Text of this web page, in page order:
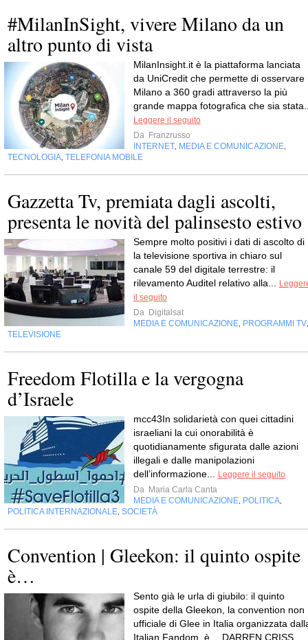
#MilanInSight, vivere Milano da un
altro punto di vista
MilanInsight.it è la piattaforma lanciata
da UniCredit che permette di osservare
Milano a 360 gradi attraverso la più
grande mappa fotografica che sia
Leggere il seguito
Da Franzrusso
INTERNET MEDIA E COMUNICAZIONE
TECNOLOGIA TELEFONIA MOBILE
Gazzetta Tv, premiata dagli ascolti,
presenta le novità del palinsesto estivo
Sempre molto positivi i dati di ascolto di
la televisione sportiva in chiaro sul
canale 59 del digitale terrestre: il
rilevamento Auditel relativo alla...
il seguito
Da Digitalsat
MEDIA E COMUNICAZIONE PROGRAMMI TV
TELEVISIONE
Freedom Flotilla e la vergogna
d’Israele
mcc43In solidarietà con quei cittadini
israeliani la cui onorabilità è
quotidianamente sfigurata dalle azioni
illegali e dalle manipolazioni
dell’informazione...
Leggere il seguito
Da Maria Carla Canta
MEDIA E COMUNICAZIONE POLITICA
POLITICA INTERNAZIONALE SOCIETÀ
Convention | Gleekon: il quinto ospite
è…
Sento già le urla di giubilo: il quinto
ospite della Gleekon, la convention non
ufficiale di Glee in Italia organizzata
Italian Fandom, è… DARREN CRISS...